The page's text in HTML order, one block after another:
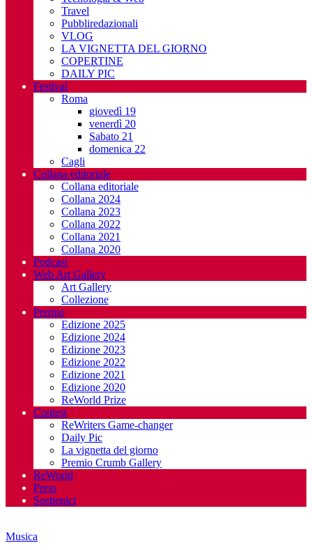
Travel
Pubbliredazionali
VLOG
LA VIGNETTA DEL GIORNO
COPERTINE
DAILY PIC
Festival
Roma
giovedì 19
venerdì 20
Sabato 21
domenica 22
Cagli
Collana editoriale
Collana editoriale
Collana 2024
Collana 2023
Collana 2022
Collana 2021
Collana 2020
Podcast
Web Art Gallery
Art Gallery
Collezione
Premio
Edizione 2025
Edizione 2024
Edizione 2023
Edizione 2022
Edizione 2021
Edizione 2020
ReWorld Prize
Contest
ReWriters Game-changer
Daily Pic
La vignetta del giorno
Premio Crumb Gallery
ReWorld
Press
Sostienici
Musica